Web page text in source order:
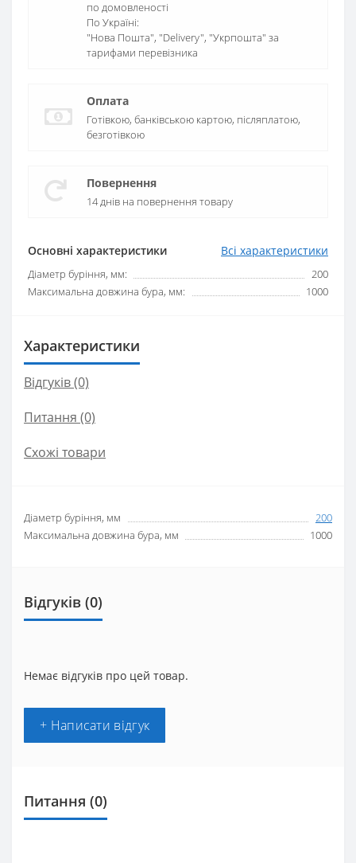
Основні характеристики Всі характеристики
Діаметр буріння, мм:
200
Максимальна довжина бура, мм:
1000
по домовленості
По Україні:
"Нова Пошта", "Delivery", "Укрпошта" за
тарифами перевізника
Оплата
Готівкою, банківською картою, післяплатою,
безготівкою
Повернення
14 днів на повернення товару
Характеристики
Відгуків (0)
Питання (0)
Схожі товари
Діаметр буріння, мм
200
Максимальна довжина бура, мм
1000
Відгуків (0)
Немає відгуків про цей товар.
+ Написати відгук
Питання (0)